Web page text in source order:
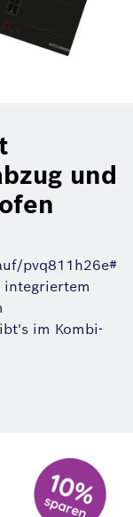
und
pvq811h26e#
integriertem
im Kombi-